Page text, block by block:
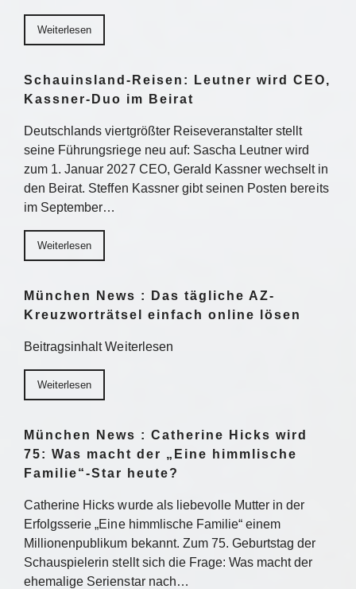
Weiterlesen
Schauinsland-Reisen: Leutner wird CEO,
Kassner-Duo im Beirat
Deutschlands viertgrößter Reiseveranstalter stellt
seine Führungsriege neu auf: Sascha Leutner wird
zum 1. Januar 2027 CEO, Gerald Kassner wechselt in
den Beirat. Steffen Kassner gibt seinen Posten bereits
im September…
Weiterlesen
München News : Das tägliche AZ-
Kreuzworträtsel einfach online lösen
Beitragsinhalt Weiterlesen
Weiterlesen
München News : Catherine Hicks wird
75: Was macht der „Eine himmlische
Familie“-Star heute?
Catherine Hicks wurde als liebevolle Mutter in der
Erfolgsserie „Eine himmlische Familie“ einem
Millionenpublikum bekannt. Zum 75. Geburtstag der
Schauspielerin stellt sich die Frage: Was macht der
ehemalige Serienstar nach…